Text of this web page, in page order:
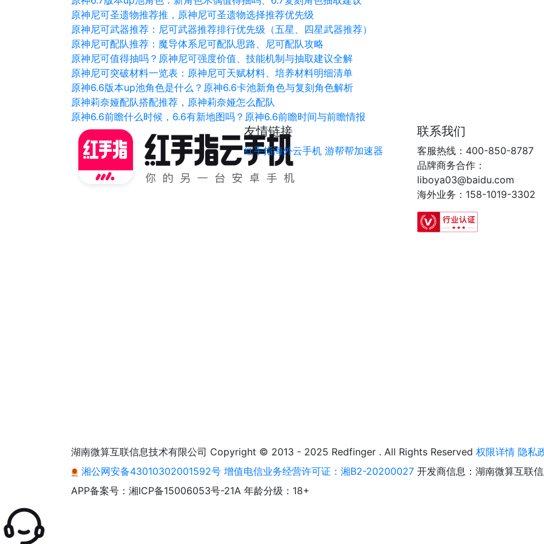
原神尼可圣遗物推荐推，原神尼可圣遗物选择推荐优先级
原神尼可武器推荐：尼可武器推荐排行优先级（五星、四星武器推荐）
原神尼可配队推荐：魔导体系尼可配队思路、尼可配队攻略
原神尼可值得抽吗？原神尼可强度价值、技能机制与抽取建议全解
原神尼可突破材料一览表：原神尼可天赋材料、培养材料明细清单
原神6.6版本up池角色是什么？原神6.6卡池新角色与复刻角色解析
原神莉奈娅配队搭配推荐，原神莉奈娅怎么配队
原神6.6前瞻什么时候，6.6有新地图吗？原神6.6前瞻时间与前瞻情报
友情链接
红手指海外云手机 游帮帮加速器
联系我们
客服热线：400-850-8787
品牌商务合作：
liboya03@baidu.com
海外业务：158-1019-3302
湖南微算互联信息技术有限公司 Copyright © 2013 - 2025 Redfinger . All Rights Reserved 权限详情 隐私
湘公网安备43010302001592号增值电信业务经营许可证：湘B2-20200027 开发商信息：湖南微算互联
APP备案号：湘ICP备15006053号-21A 年龄分级：18+